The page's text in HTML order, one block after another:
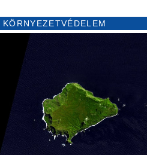
KÖRNYEZETVÉDELEM